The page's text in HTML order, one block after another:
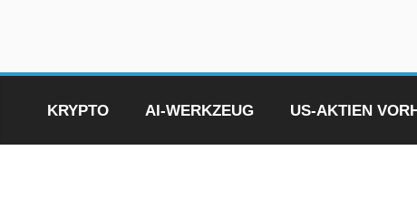
KRYPTO AI-WERKZEUG US-AKTIEN